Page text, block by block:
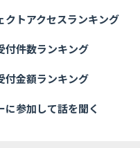
クトアクセスランキング
付件数ランキング
付金額ランキング
に参加して話を聞く